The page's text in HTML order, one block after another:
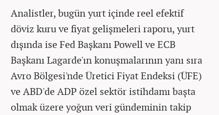
Analistler, bugün yurt içinde reel efektif
döviz kuru ve fiyat gelişmeleri raporu, yurt
dışında ise Fed Başkanı Powell ve ECB
Başkanı Lagarde'ın konuşmalarının yanı sıra
Avro Bölgesi'nde Üretici Fiyat Endeksi (ÜFE)
ve ABD'de ADP özel sektör istihdamı başta
olmak üzere yoğun veri gündeminin takip